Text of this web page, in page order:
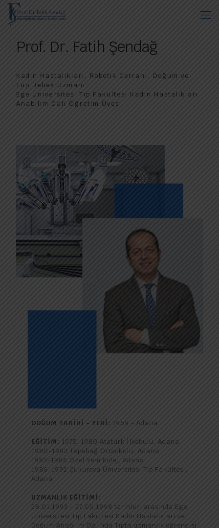
Prof. Dr. Fatih Şendağ
Kadın Hastalıkları, Robotik Cerrahi, Doğum ve
Tüp Bebek Uzmanı
Ege Üniversitesi Tıp Fakültesi Kadın Hastalıkları
Anabilim Dalı Öğretim Üyesi
DOĞUM TARİHİ - YERİ: 1969 - Adana
EĞİTİM: 1975-1980 Atatürk İlkokulu, Adana
1980-1983 Tepebağ Ortaokulu, Adana
1983-1986 Özel Yeni Kolej, Adana
1986-1992 Çukurova Üniversitesi Tıp Fakültesi,
Adana
UZMANLIK EĞİTİMİ:
28.01.1993 - 27.05.1998 tarihleri arasında Ege
Üniversitesi Tıp Fakültesi Kadın Hastalıkları ve
Doğum Anabilim Dalında Tıpta uzmanlık öğrencisi